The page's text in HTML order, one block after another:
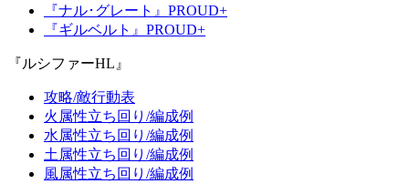
『ナル･グレート』PROUD+
『ギルベルト』PROUD+
『ルシファーHL』
攻略/敵行動表
火属性立ち回り/編成例
水属性立ち回り/編成例
土属性立ち回り/編成例
風属性立ち回り/編成例